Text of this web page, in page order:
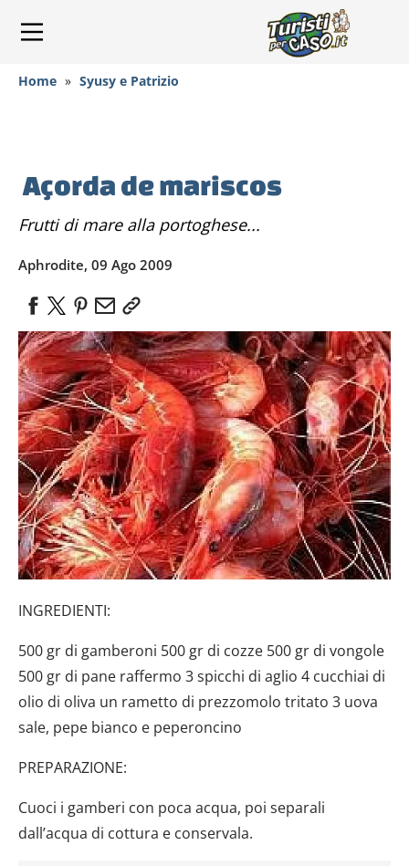
Home » Syusy e Patrizio
Açorda de mariscos
Frutti di mare alla portoghese...
Aphrodite, 09 Ago 2009
INGREDIENTI:
500 gr di gamberoni 500 gr di cozze 500 gr di vongole
500 gr di pane raffermo 3 spicchi di aglio 4 cucchiai di
olio di oliva un rametto di prezzomolo tritato 3 uova
sale, pepe bianco e peperoncino
PREPARAZIONE:
Cuoci i gamberi con poca acqua, poi separali
dall’acqua di cottura e conservala.